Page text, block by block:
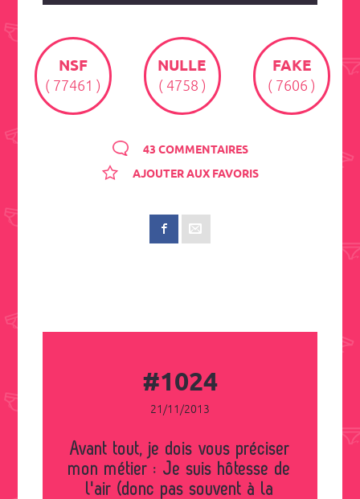
NSF
( 77461 )
NULLE
( 4758 )
FAKE
( 7606 )
43 COMMENTAIRES
AJOUTER AUX FAVORIS
#1024
21/11/2013
Avant tout, je dois vous préciser
mon métier : Je suis hôtesse de
l'air (donc pas souvent à la